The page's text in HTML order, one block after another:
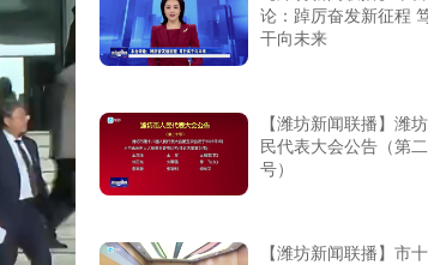
论：踔厉奋发新征程
干向未来
【潍坊新闻联播】潍
民代表大会公告（第
号）
【潍坊新闻联播】市